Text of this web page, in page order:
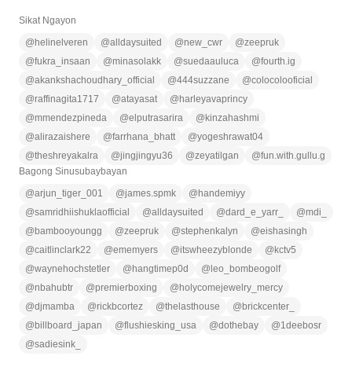
Sikat Ngayon
@ helinelveren @alldaysuited @new_cwr @zeepruk
@fukra_insaan @minasolakk @suedaauluca @fourth.ig
@akankshachoudhary_official @444suzzane @colocolooficial
@raffinagita1717 @atayasat @ harleyavaprincy
@mmendezpineda @elputrasarira @ kinzahashmi
@alirazaishere @farrhana_bhatt @yogeshrawat04
@theshreyakalra @jingjingyu36 @zeyatilgan @fun.with.gullu.g
Bagong Sinusubaybayan
@arjun_tiger_001 @james.spmk @ handemiyy
@samridhiishuklaofficial @alldaysuited @dard_e_yarr_ @mdi_
@ bambooyoungg @zeepruk @stephenkalyn @eishasingh
@caitlinclark22 @ememyers @itswheezyblonde @ kctv5
@waynehochstetler @ hangtimep0d @ leo_bombeogolf
@nbahubtr @premierboxing @ holycomejewelry_mercy
@djmamba @rickbcortez @thelasthouse @ brickcenter_
@ billboard_japan @flushiesking_usa @dothebay @1deebosr
@sadiesink_